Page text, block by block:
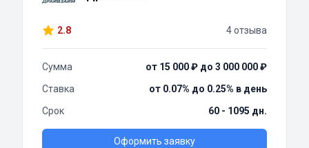
2.8 4 отзыва
Сумма
от 15 000 ₽ до 3 000 000 ₽
Ставка
от 0.07% до 0.25% в день
Срок
60 - 1095 дн.
Оформить заявку